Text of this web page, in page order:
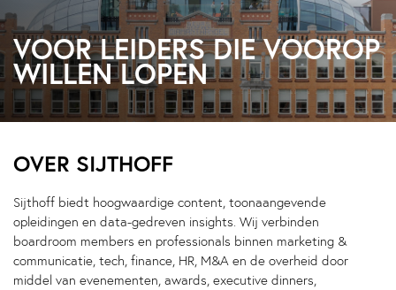
VOOR LEIDERS DIE VOOROP
WILLEN LOPEN
OVER SIJTHOFF
Sijthoff biedt hoogwaardige content, toonaangevende
opleidingen en data-gedreven insights. Wij verbinden
boardroom members en professionals binnen marketing &
communicatie, tech, finance, HR, M&A en de overheid door
middel van evenementen, awards, executive dinners,